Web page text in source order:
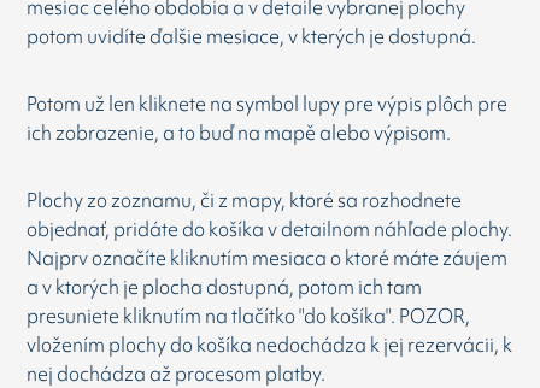
mesiac celého obdobia a v detaile vybranej plochy
potom uvidíte ďalšie mesiace, v kterých je dostupná.
Potom už len kliknete na symbol lupy pre výpis plôch pre
ich zobrazenie, a to buď na mapě alebo výpisom.
Plochy zo zoznamu, či z mapy, ktoré sa rozhodnete
objednať, pridáte do košíka v detailnom náhľade plochy.
Najprv označíte kliknutím mesiaca o ktoré máte záujem
a v ktorých je plocha dostupná, potom ich tam
presuniete kliknutím na tlačítko "do košíka". POZOR,
vložením plochy do košíka nedochádza k jej rezervácii, k
nej dochádza až procesom platby.